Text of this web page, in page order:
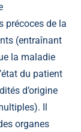
précoces de la
(entraînant
la maladie
du patient
d’origine
Il
organes